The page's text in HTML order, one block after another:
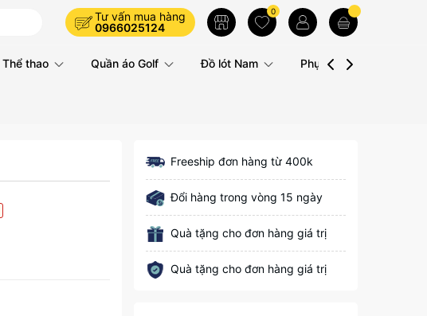
Tư vấn mua hàng
0966025124
0
Thể thao Quần áo Golf Đồ lót Nam Phụ kiện
Freeship đơn hàng từ 400k
Đổi hàng trong vòng 15 ngày
Quà tặng cho đơn hàng giá trị
Quà tặng cho đơn hàng giá trị